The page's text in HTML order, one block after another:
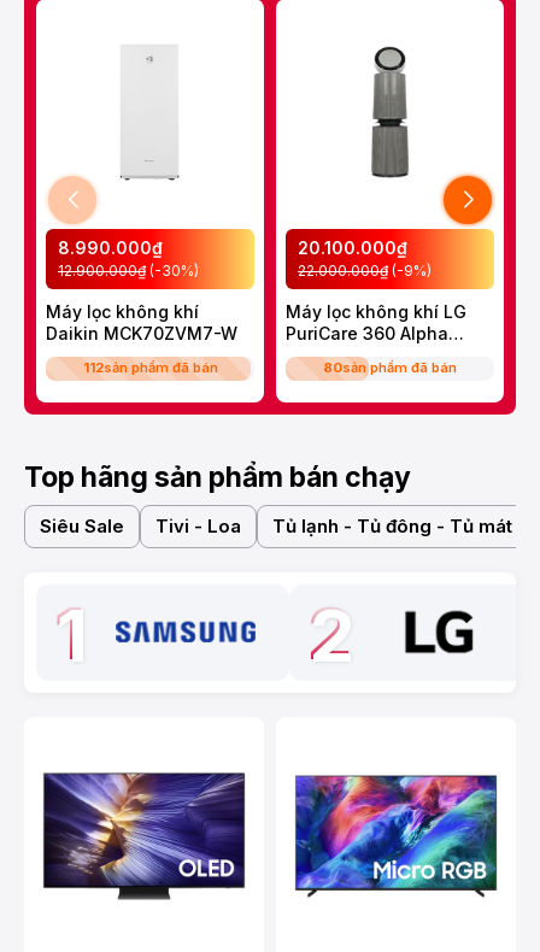
8.990.000₫
12.900.000₫ (-30%)
Máy lọc không khí
Daikin MCK70ZVM7-W
112sản phẩm đã bán
20.100.000₫
22.000.000₫ (-9%)
Máy lọc không khí LG
PuriCare 360 Alpha
Double
AS10GDBY0.ABAE
80sản phẩm đã bán
Top hãng sản phẩm bán chạy
Siêu Sale Tivi - Loa Tủ lạnh - Tủ đông - Tủ mát
1 2